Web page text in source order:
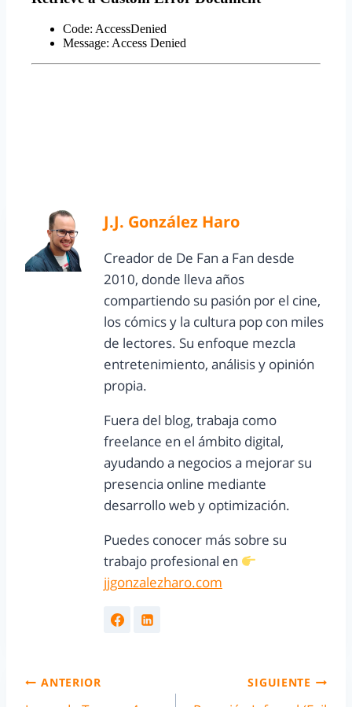
J.J. González Haro
Creador de De Fan a Fan desde
2010, donde lleva años
compartiendo su pasión por el cine,
los cómics y la cultura pop con miles
de lectores. Su enfoque mezcla
entretenimiento, análisis y opinión
propia.
Fuera del blog, trabaja como
freelance en el ámbito digital,
ayudando a negocios a mejorar su
presencia online mediante
desarrollo web y optimización.
Puedes conocer más sobre su
trabajo profesional en
jjgonzalezharo.com
ANTERIOR SIGUIENTE